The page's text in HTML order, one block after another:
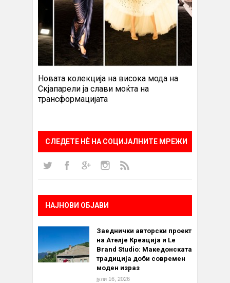
Новата колекција на висока мода на
Скјапарели ја слави моќта на
трансформацијата
СЛЕДЕТЕ НÈ НА СОЦИЈАЛНИТЕ МРЕЖИ
НАЈНОВИ ОБЈАВИ
Заеднички авторски проект
на Ателје Креација и Le
Brand Studio: Македонската
традиција доби современ
моден израз
јули 16, 2026